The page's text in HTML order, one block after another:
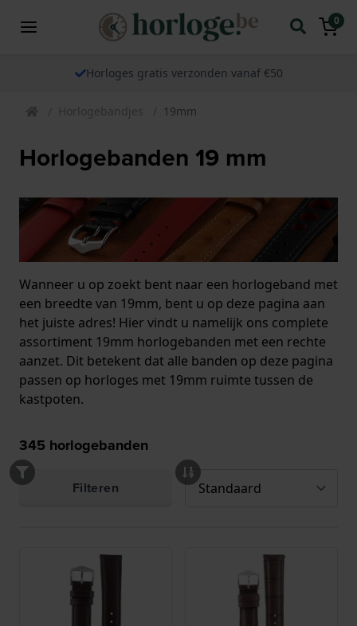
0
Horloges gratis verzonden vanaf €50
Horlogebandjes 19mm
Horlogebanden 19 mm
Wanneer u op zoekt bent naar een horlogeband met
een breedte van 19mm, bent u op deze pagina aan
het juiste adres! Hier vindt u namelijk ons complete
assortiment 19mm horlogebanden met een rechte
aanzet. Dit betekent dat alle banden op deze pagina
passen op horloges met 19mm ruimte tussen de
kastpoten.
345 horlogebanden
Filteren